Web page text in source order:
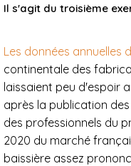
Il s'agit du troisième
Les données annuelles
continentale des
laissaient peu d'espoir
après la publication
des professionnels du
2020 du marché
baissière assez